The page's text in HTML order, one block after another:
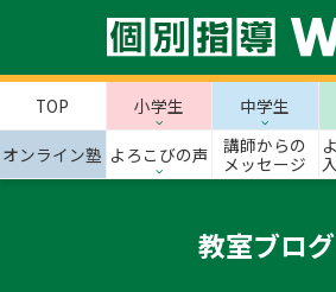
TOP 小学生 中学生
オンライン塾 よろこびの声
講師からの
メッセージ
教室ブログ